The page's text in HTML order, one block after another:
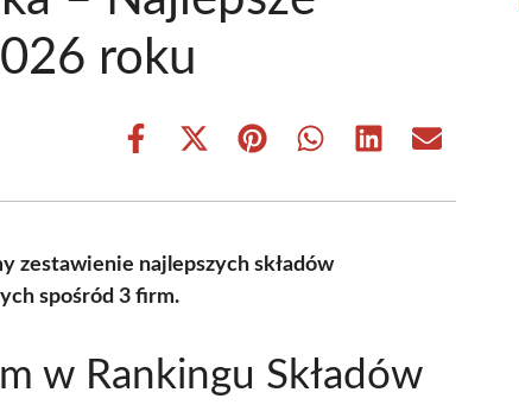
roku
Share
Share
(Twitter)
Share Share Share Share
zestawienie najlepszych składów
spośród 3 firm.
w Rankingu Składów